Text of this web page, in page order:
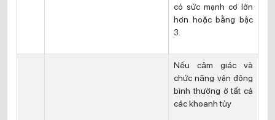
có sức mạnh cơ lớn
hơn hoặc bằng bậc
3.
Nếu cảm giác và
chức năng vận động
bình thường ở tất cả
các khoanh tủy